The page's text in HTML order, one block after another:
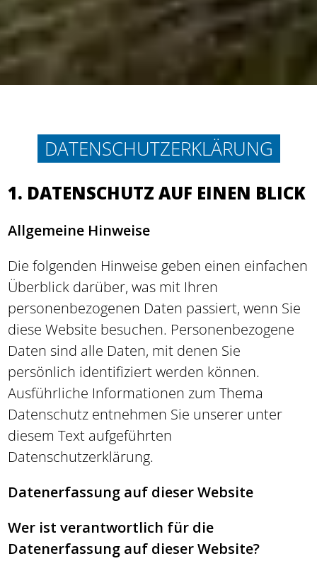
DATENSCHUTZERKLÄRUNG
1. DATENSCHUTZ AUF EINEN BLICK
Allgemeine Hinweise
Die folgenden Hinweise geben einen einfachen
Überblick darüber, was mit Ihren
personenbezogenen Daten passiert, wenn Sie
diese Website besuchen. Personenbezogene
Daten sind alle Daten, mit denen Sie
persönlich identifiziert werden können.
Ausführliche Informationen zum Thema
Datenschutz entnehmen Sie unserer unter
diesem Text aufgeführten
Datenschutzerklärung.
Datenerfassung auf dieser Website
Wer ist verantwortlich für die
Datenerfassung auf dieser Website?